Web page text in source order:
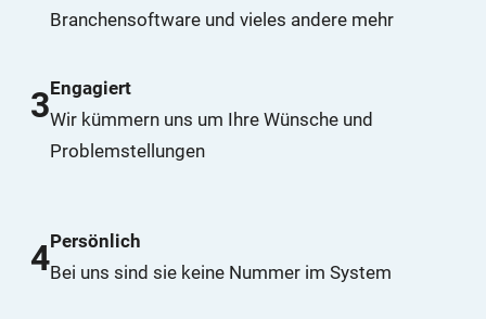
Branchensoftware und vieles andere mehr
3Engagiert
Wir kümmern uns um Ihre Wünsche und
Problemstellungen
4Persönlich
Bei uns sind sie keine Nummer im System